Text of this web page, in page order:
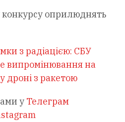
конкурсу оприлюднять
з радіацією: СБУ
випромінювання на
дроні з ракетою
у Телеграм